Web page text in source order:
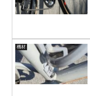
機材